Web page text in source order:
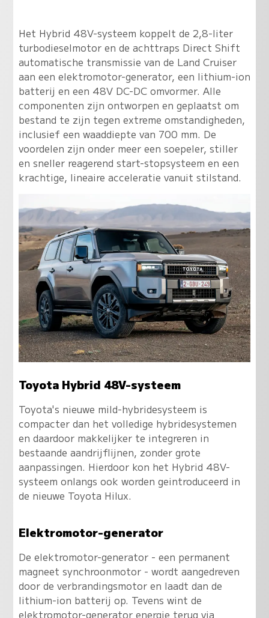
Het Hybrid 48V-systeem koppelt de 2,8-liter
turbodieselmotor en de achttraps Direct Shift
automatische transmissie van de Land Cruiser
aan een elektromotor-generator, een lithium-ion
batterij en een 48V DC-DC omvormer. Alle
componenten zijn ontworpen en geplaatst om
bestand te zijn tegen extreme omstandigheden,
inclusief een waaddiepte van 700 mm. De
voordelen zijn onder meer een soepeler, stiller
en sneller reagerend start-stopsysteem en een
krachtige, lineaire acceleratie vanuit stilstand.
Toyota Hybrid 48V-systeem
Toyota's nieuwe mild-hybridesysteem is
compacter dan het volledige hybridesystemen
en daardoor makkelijker te integreren in
bestaande aandrijflijnen, zonder grote
aanpassingen. Hierdoor kon het Hybrid 48V-
systeem onlangs ook worden geintroduceerd in
de nieuwe Toyota Hilux.
Elektromotor-generator
De elektromotor-generator - een permanent
magneet synchroonmotor - wordt aangedreven
door de verbrandingsmotor en laadt dan de
lithium-ion batterij op. Tevens wint de
elektromotor-generator energie terug via